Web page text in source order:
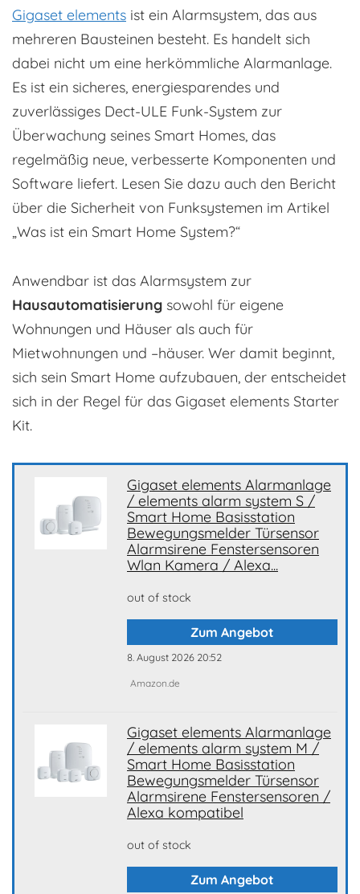
Gigaset elements ist ein Alarmsystem, das aus
mehreren Bausteinen besteht. Es handelt sich
dabei nicht um eine herkömmliche Alarmanlage.
Es ist ein sicheres, energiesparendes und
zuverlässiges Dect-ULE Funk-System zur
Überwachung seines Smart Homes, das
regelmäßig neue, verbesserte Komponenten und
Software liefert. Lesen Sie dazu auch den Bericht
über die Sicherheit von Funksystemen im Artikel
„Was ist ein Smart Home System?“
Anwendbar ist das Alarmsystem zur
Hausautomatisierung sowohl für eigene
Wohnungen und Häuser als auch für
Mietwohnungen und –häuser. Wer damit beginnt,
sich sein Smart Home aufzubauen, der entscheidet
sich in der Regel für das Gigaset elements Starter
Kit.
Gigaset elements Alarmanlage
/ elements alarm system S /
Smart Home Basisstation
Bewegungsmelder Türsensor
Alarmsirene Fenstersensoren
Wlan Kamera / Alexa...
out of stock
Zum Angebot
8. August 2026 20:52
Amazon.de
Gigaset elements Alarmanlage
/ elements alarm system M /
Smart Home Basisstation
Bewegungsmelder Türsensor
Alarmsirene Fenstersensoren /
Alexa kompatibel
out of stock
Zum Angebot